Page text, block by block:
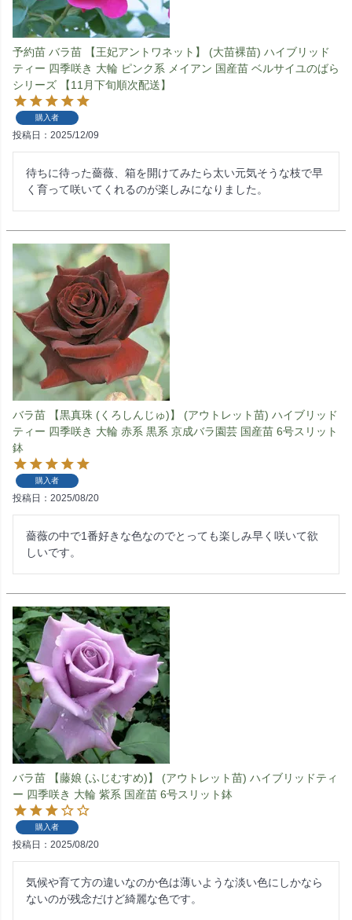
予約苗 バラ苗 【王妃アントワネット】 (大苗裸苗) ハイブリッド
ティー 四季咲き 大輪 ピンク系 メイアン 国産苗 ベルサイユのばら
シリーズ 【11月下旬順次配送】
購入者
投稿日 2025/12/09
待ちに待った薔薇、箱を開けてみたら太い元気そうな枝で早
く育って咲いてくれるのが楽しみになりました。
バラ苗 【黒真珠 (くろしんじゅ)】 (アウトレット苗) ハイブリッド
ティー 四季咲き 大輪 赤系 黒系 京成バラ園芸 国産苗 6号スリット
鉢
購入者
投稿日 2025/08/20
薔薇の中で1番好きな色なのでとっても楽しみ早く咲いて欲
しいです。
バラ苗 【藤娘 (ふじむすめ)】 (アウトレット苗) ハイブリッドティ
ー 四季咲き 大輪 紫系 国産苗 6号スリット鉢
購入者
投稿日 2025/08/20
気候や育て方の違いなのか色は薄いような淡い色にしかなら
ないのが残念だけど綺麗な色です。